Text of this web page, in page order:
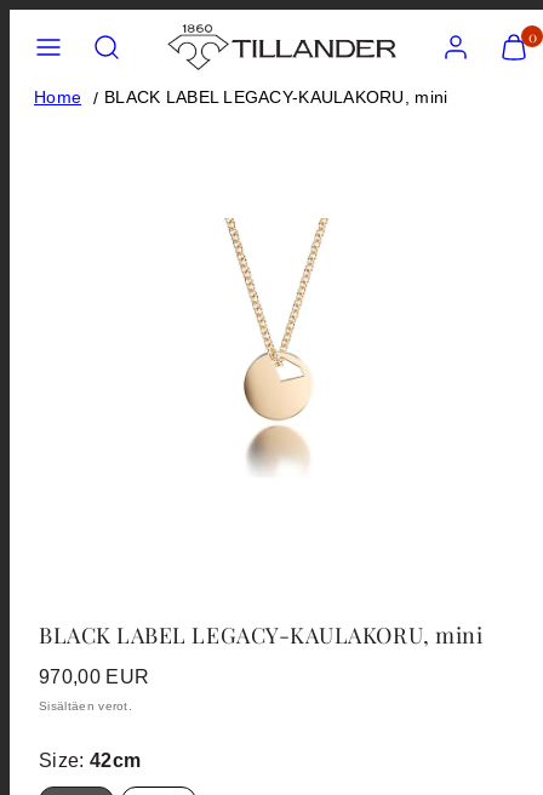
sisältöön
Näytä
0
Home BLACK LABEL LEGACY-KAULAKORU, mini
BLACK LABEL LEGACY-KAULAKORU, mini
Hinta
970,00 EUR
Sisältäen verot.
Size: 42cm